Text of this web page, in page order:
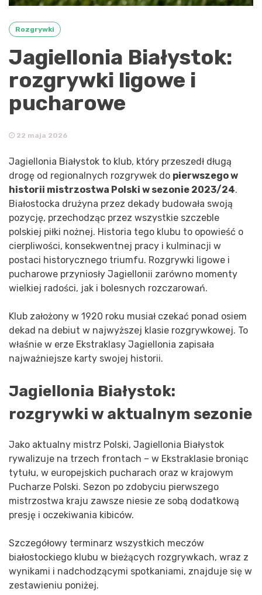
Rozgrywki
Jagiellonia Białystok:
rozgrywki ligowe i
pucharowe
22 maja 2026
Jagiellonia Białystok to klub, który przeszedł długą
drogę od regionalnych rozgrywek do pierwszego w
historii mistrzostwa Polski w sezonie 2023/24.
Białostocka drużyna przez dekady budowała swoją
pozycję, przechodząc przez wszystkie szczeble
polskiej piłki nożnej. Historia tego klubu to opowieść o
cierpliwości, konsekwentnej pracy i kulminacji w
postaci historycznego triumfu. Rozgrywki ligowe i
pucharowe przyniosły Jagiellonii zarówno momenty
wielkiej radości, jak i bolesnych rozczarowań.
Klub założony w 1920 roku musiał czekać ponad osiem
dekad na debiut w najwyższej klasie rozgrywkowej. To
właśnie w erze Ekstraklasy Jagiellonia zapisała
najważniejsze karty swojej historii.
Jagiellonia Białystok:
rozgrywki w aktualnym sezonie
Jako aktualny mistrz Polski, Jagiellonia Białystok
rywalizuje na trzech frontach – w Ekstraklasie broniąc
tytułu, w europejskich pucharach oraz w krajowym
Pucharze Polski. Sezon po zdobyciu pierwszego
mistrzostwa kraju zawsze niesie ze sobą dodatkową
presję i oczekiwania kibiców.
Szczegółowy terminarz wszystkich meczów
białostockiego klubu w bieżących rozgrywkach, wraz z
wynikami i nadchodzącymi spotkaniami, znajduje się w
zestawieniu poniżej.